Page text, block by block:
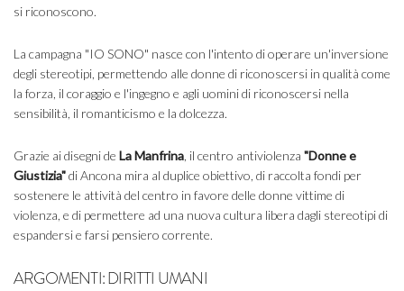
si riconoscono.
La campagna "IO SONO" nasce con l'intento di operare un'inversione
degli stereotipi, permettendo alle donne di riconoscersi in qualità come
la forza, il coraggio e l'ingegno e agli uomini di riconoscersi nella
sensibilità, il romanticismo e la dolcezza.
Grazie ai disegni de La Manfrina , il centro antiviolenza "Donne e
Giustizia"di Ancona mira al duplice obiettivo, di raccolta fondi per
sostenere le attività del centro in favore delle donne vittime di
violenza, e di permettere ad una nuova cultura libera dagli stereotipi di
espandersi e farsi pensiero corrente.
ARGOMENTI:DIRITTI UMANI